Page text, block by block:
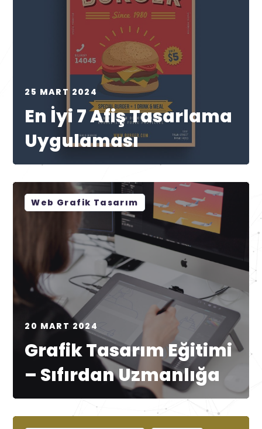
25 MART 2024
En İyi 7 Afiş Tasarlama
Uygulaması
Web Grafik Tasarım
20 MART 2024
Grafik Tasarım Eğitimi
– Sıfırdan Uzmanlığa